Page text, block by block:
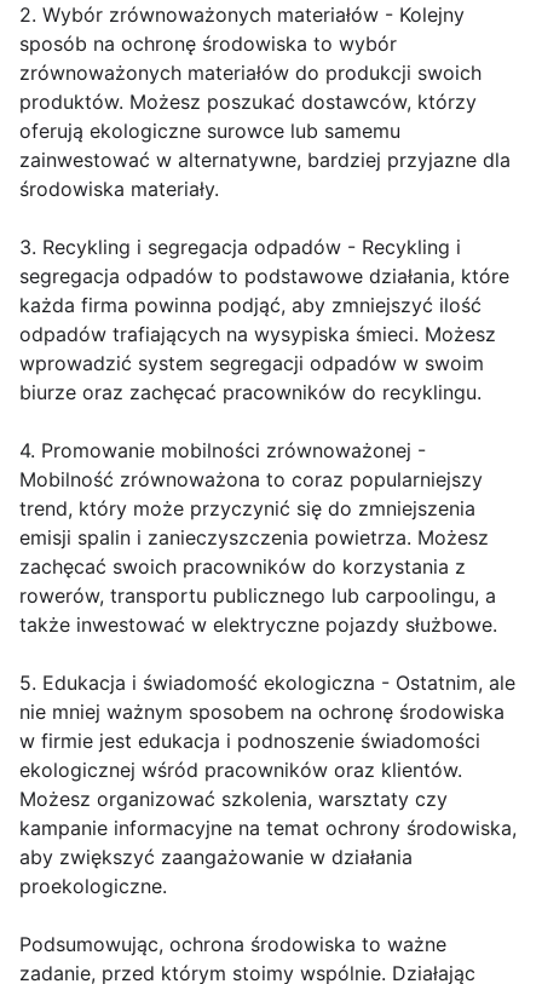
2. Wybór zrównoważonych materiałów - Kolejny
sposób na ochronę środowiska to wybór
zrównoważonych materiałów do produkcji swoich
produktów. Możesz poszukać dostawców, którzy
oferują ekologiczne surowce lub samemu
zainwestować w alternatywne, bardziej przyjazne dla
środowiska materiały.
3. Recykling i segregacja odpadów - Recykling i
segregacja odpadów to podstawowe działania, które
każda firma powinna podjąć, aby zmniejszyć ilość
odpadów trafiających na wysypiska śmieci. Możesz
wprowadzić system segregacji odpadów w swoim
biurze oraz zachęcać pracowników do recyklingu.
4. Promowanie mobilności zrównoważonej -
Mobilność zrównoważona to coraz popularniejszy
trend, który może przyczynić się do zmniejszenia
emisji spalin i zanieczyszczenia powietrza. Możesz
zachęcać swoich pracowników do korzystania z
rowerów, transportu publicznego lub carpoolingu, a
także inwestować w elektryczne pojazdy służbowe.
5. Edukacja i świadomość ekologiczna - Ostatnim, ale
nie mniej ważnym sposobem na ochronę środowiska
w firmie jest edukacja i podnoszenie świadomości
ekologicznej wśród pracowników oraz klientów.
Możesz organizować szkolenia, warsztaty czy
kampanie informacyjne na temat ochrony środowiska,
aby zwiększyć zaangażowanie w działania
proekologiczne.
Podsumowując, ochrona środowiska to ważne
zadanie, przed którym stoimy wspólnie. Działając